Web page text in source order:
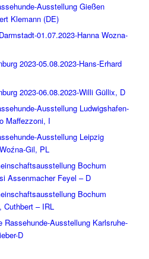
Ausstellung Gießen
Klemann (DE)
01.07.2023-Hanna Wozna-
2023-05.08.2023-Hans-Erhard
2023-06.08.2023-Willi Güllix, D
Ausstellung Ludwigshafen-
Maffezzoni, I
Ausstellung Leipzig
Gil, PL
Bochum
Assenmacher Feyel – D
Bochum
Cuthbert – IRL
Rassehunde-Ausstellung Karlsruhe-
D